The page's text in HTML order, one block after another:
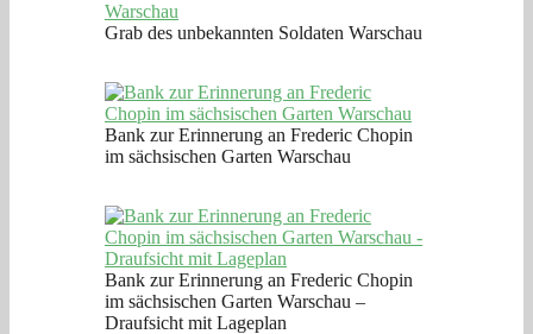
Grab des unbekannten Soldaten Warschau
Bank zur Erinnerung an Frederic Chopin
im sächsischen Garten Warschau
Bank zur Erinnerung an Frederic Chopin
im sächsischen Garten Warschau –
Draufsicht mit Lageplan